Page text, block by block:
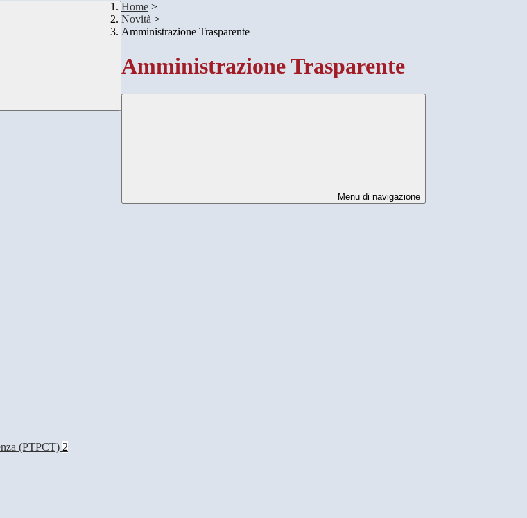
Home >
Novità >
Amministrazione Trasparente
Amministrazione Trasparente
Menu di navigazione
(PTPCT) 2